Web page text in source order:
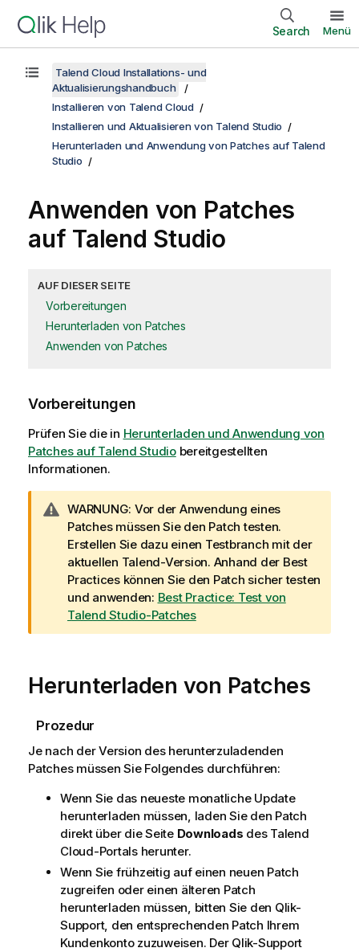
Search Menü
Talend Cloud Installations- und
Aktualisierungshandbuch
Installieren von Talend Cloud
Installieren und Aktualisieren von Talend Studio
Herunterladen und Anwendung von Patches auf Talend
Studio
Anwenden von Patches
auf Talend Studio
AUF DIESER SEITE
Vorbereitungen
Herunterladen von Patches
Anwenden von Patches
Vorbereitungen
Prüfen Sie die in Herunterladen und Anwendung von
Patches auf Talend Studiobereitgestellten
Informationen.
I
n
f
o
r
m
a
t
n
h
n
w
e
s
WARNUNG: Vor der Anwendung eines
Patches müssen Sie den Patch testen.
Erstellen Sie dazu einen Testbranch mit der
aktuellen Talend-Version. Anhand der Best
Practices können Sie den Patch sicher testen
und anwenden: Best Practice: Test von
Talend Studio-Patches
Herunterladen von Patches
Prozedur
Je nach der Version des herunterzuladenden
Patches müssen Sie Folgendes durchführen:
Wenn Sie das neueste monatliche Update
herunterladen müssen, laden Sie den Patch
direkt über die Seite Downloads des Talend
Cloud-Portals herunter.
Wenn Sie frühzeitig auf einen neuen Patch
zugreifen oder einen älteren Patch
herunterladen müssen, bitten Sie den Qlik-
Support, den entsprechenden Patch Ihrem
Kundenkonto zuzuweisen. Der Qlik-Support